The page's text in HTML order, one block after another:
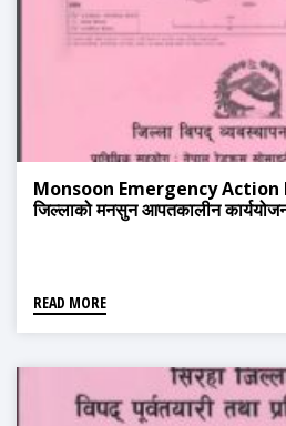
Monsoon Emergency Action
जिल्लाको मनसुन आपतकालीन
READ MORE